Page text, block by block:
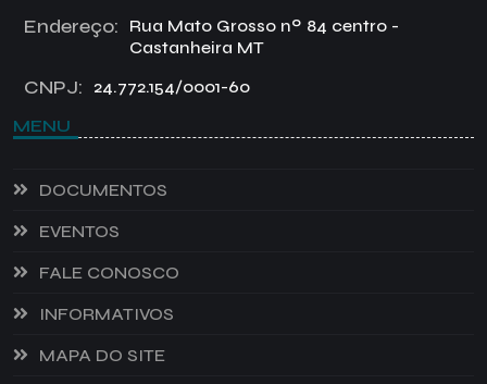
Endereço:
Rua Mato Grosso nº 84 centro -
Castanheira MT
CNPJ: 24.772.154/0001-60
MENU
DOCUMENTOS
EVENTOS
FALE CONOSCO
INFORMATIVOS
MAPA DO SITE